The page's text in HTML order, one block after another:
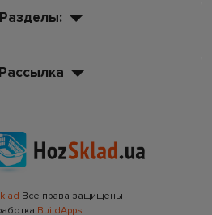
Разделы:
Рассылка
Все права защищены
BuildApps